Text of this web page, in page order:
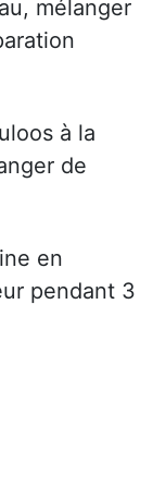
mélanger
à la
de
en
pendant 3